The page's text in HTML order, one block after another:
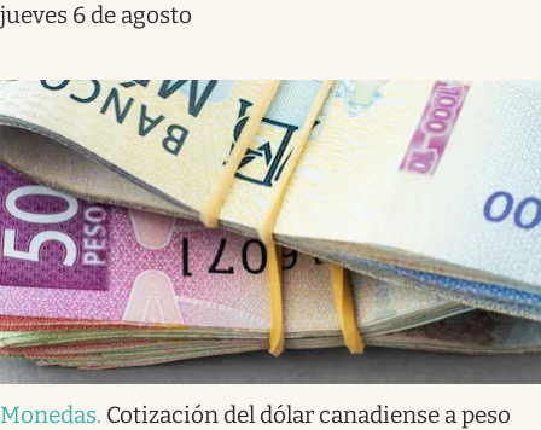
jueves 6 de agosto
Monedas. Cotización del dólar canadiense a peso